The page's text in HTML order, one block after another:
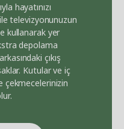
hayatınızı
televizyonunuzun
kullanarak yer
depolama
çıkış
Kutular ve iç
çekmecelerinizin